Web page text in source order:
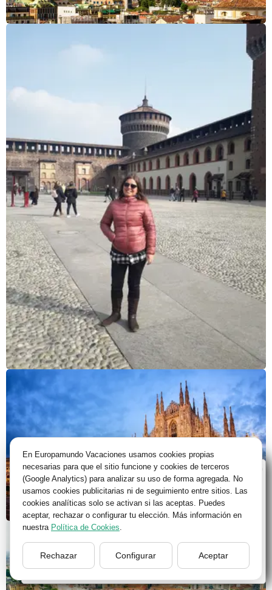
Bienvenido a Europamundo Vacaciones, está usted
en el sitio internacional de:
Wellcome to Europamundo Vacations, your in the
international site of:
cambiar/change
En Europamundo Vacaciones usamos cookies propias
necesarias para que el sitio funcione y cookies de terceros
(Google Analytics) para analizar su uso de forma agregada. No
usamos cookies publicitarias ni de seguimiento entre sitios. Las
cookies analíticas solo se activan si las aceptas. Puedes
aceptar, rechazar o configurar tu elección. Más información en
nuestra Política de Cookies.
Rechazar Configurar Aceptar